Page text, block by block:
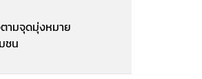
ามจุดมุ่งหมาย
ชน